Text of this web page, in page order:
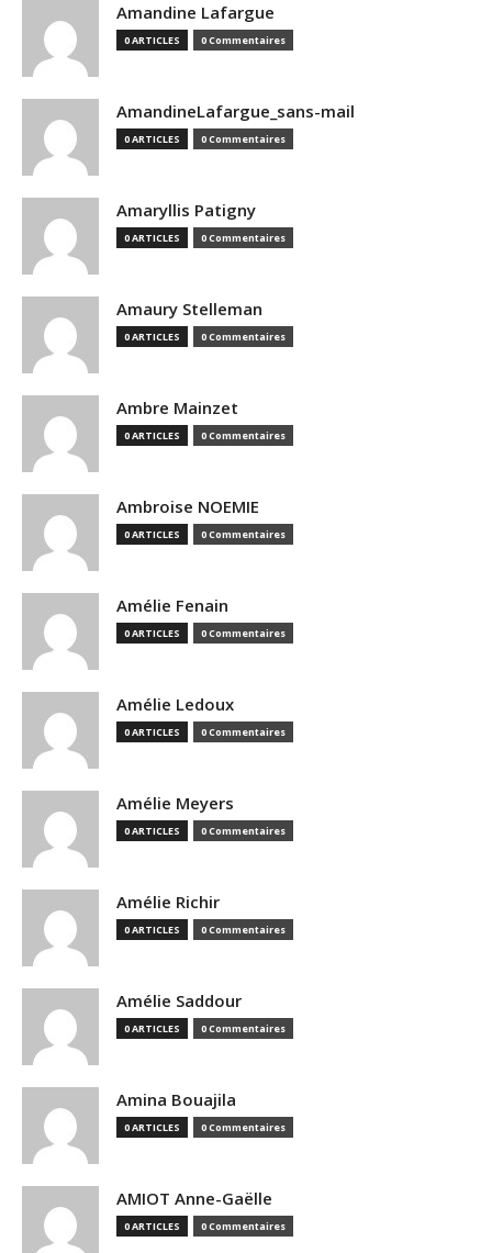
Amandine Lafargue
0 ARTICLES 0 Commentaires
AmandineLafargue_sans-mail
0 ARTICLES 0 Commentaires
Amaryllis Patigny
0 ARTICLES 0 Commentaires
Amaury Stelleman
0 ARTICLES 0 Commentaires
Ambre Mainzet
0 ARTICLES 0 Commentaires
Ambroise NOEMIE
0 ARTICLES 0 Commentaires
Amélie Fenain
0 ARTICLES 0 Commentaires
Amélie Ledoux
0 ARTICLES 0 Commentaires
Amélie Meyers
0 ARTICLES 0 Commentaires
Amélie Richir
0 ARTICLES 0 Commentaires
Amélie Saddour
0 ARTICLES 0 Commentaires
Amina Bouajila
0 ARTICLES 0 Commentaires
AMIOT Anne-Gaëlle
0 ARTICLES 0 Commentaires